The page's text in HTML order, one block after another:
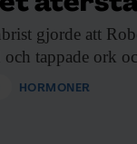
gjorde att
och tappade ork
HORMONER